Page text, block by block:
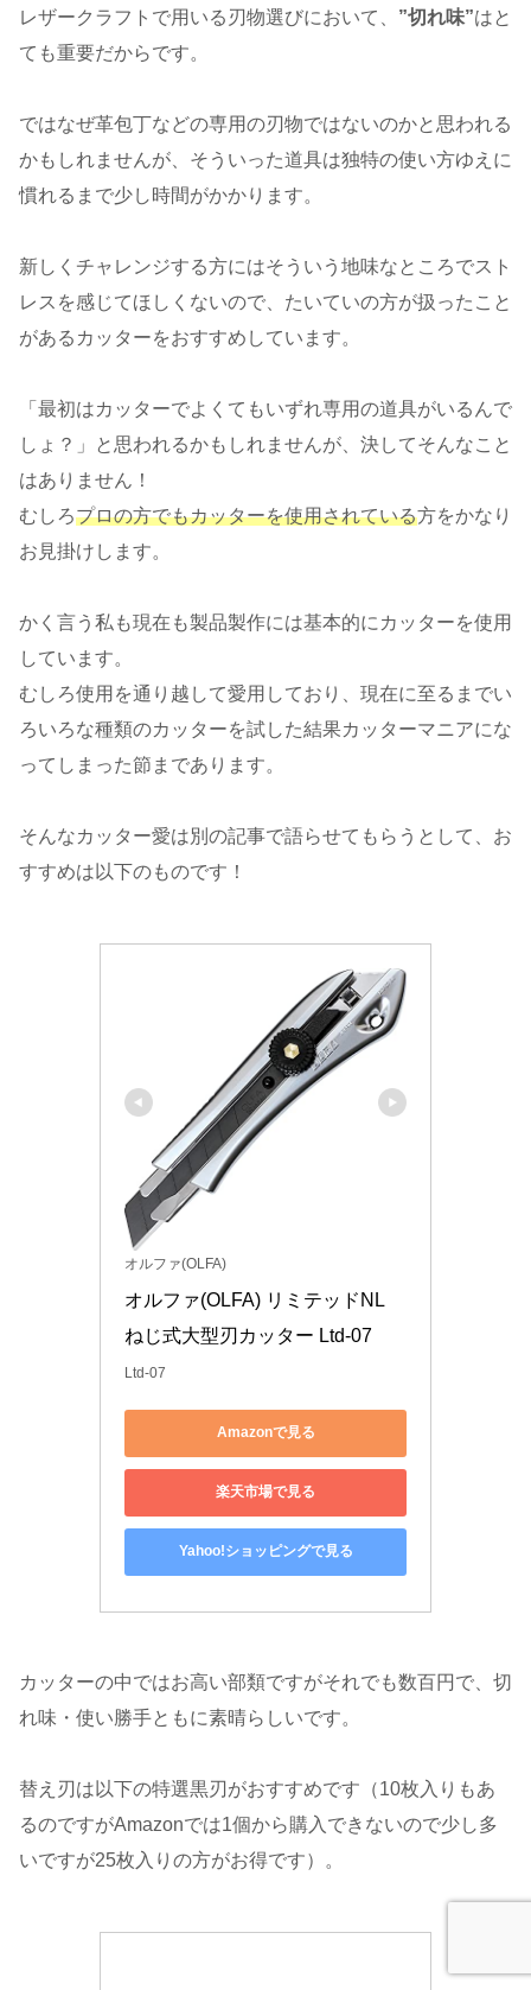
レザークラフトで用いる刃物選びにおいて、 ”切れ味”はと
ても重要だからです。
ではなぜ革包丁などの専用の刃物ではないのかと思われる
かもしれませんが、そういった道具は独特の使い方ゆえに
慣れるまで少し時間がかかります。
新しくチャレンジする方にはそういう地味なところでスト
レスを感じてほしくないので、たいていの方が扱ったこと
があるカッターをおすすめしています。
「最初はカッターでよくてもいずれ専用の道具がいるんで
しょ？」と思われるかもしれませんが、決してそんなこと
はありません！
むしろプロの方でもカッターを使用されている方をかなり
お見掛けします。
かく言う私も現在も製品製作には基本的にカッターを使用
しています。
むしろ使用を通り越して愛用しており、現在に至るまでい
ろいろな種類のカッターを試した結果カッターマニアにな
ってしまった節まであります。
そんなカッター愛は別の記事で語らせてもらうとして、お
すすめは以下のものです！
オルファ(OLFA)
オルファ(OLFA) リミテッドNL
ねじ式大型刃カッター Ltd-07
Ltd-07
Amazonで見る
楽天市場で見る
Yahoo!ショッピングで見る
カッターの中ではお高い部類ですがそれでも数百円で、切
れ味・使い勝手ともに素晴らしいです。
替え刃は以下の特選黒刃がおすすめです（10枚入りもあ
るのですがAmazonでは1個から購入できないので少し多
いですが25枚入りの方がお得です）。